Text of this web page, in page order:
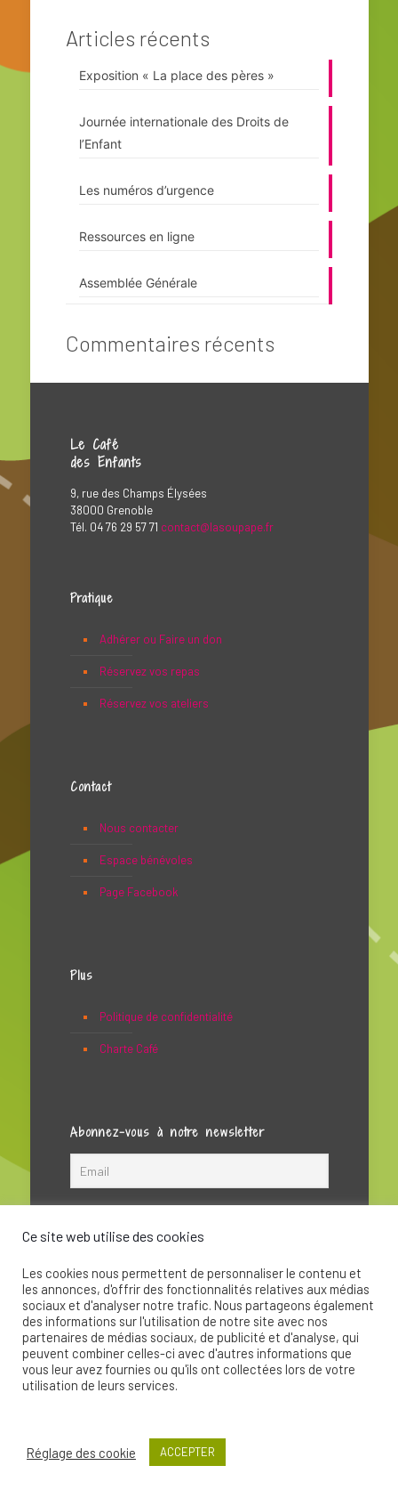
Articles récents
Exposition « La place des pères »
Journée internationale des Droits de
l’Enfant
Les numéros d’urgence
Ressources en ligne
Assemblée Générale
Commentaires récents
Le Café
des Enfants
9, rue des Champs Élysées
38000 Grenoble
Tél. 04 76 29 57 71 contact@lasoupape.fr
Pratique
Adhérer ou Faire un don
Réservez vos repas
Réservez vos ateliers
Contact
Nous contacter
Espace bénévoles
Page Facebook
Plus
Politique de confidentialité
Charte Café
Abonnez-vous à notre newsletter
© 2020 - La Soupape Association - Création par
Ce site web utilise des cookies
Les cookies nous permettent de personnaliser le contenu et
les annonces, d'offrir des fonctionnalités relatives aux médias
sociaux et d'analyser notre trafic. Nous partageons également
des informations sur l'utilisation de notre site avec nos
partenaires de médias sociaux, de publicité et d'analyse, qui
peuvent combiner celles-ci avec d'autres informations que
vous leur avez fournies ou qu'ils ont collectées lors de votre
utilisation de leurs services.
Réglage des cookie ACCEPTER